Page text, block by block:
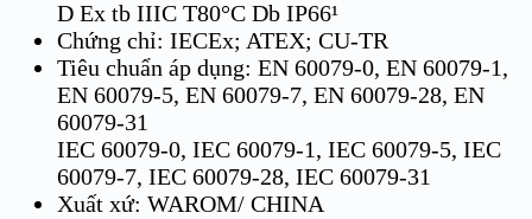
D Ex tb IIIC T80°C Db IP66¹
Chứng chỉ: IECEx; ATEX; CU-TR
Tiêu chuẩn áp dụng: EN 60079-0, EN 60079-1,
EN 60079-5, EN 60079-7, EN 60079-28, EN
60079-31
IEC 60079-0, IEC 60079-1, IEC 60079-5, IEC
60079-7, IEC 60079-28, IEC 60079-31
Xuất xứ: WAROM/ CHINA